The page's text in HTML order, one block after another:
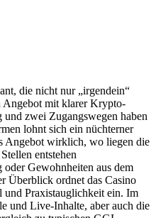
die nicht nur „irgendein“
Angebot mit klarer Krypto-
zwei Zugangswegen haben
lohnt sich ein nüchterner
Angebot wirklich, wo liegen die
entstehen
Gewohnheiten aus dem
Überblick ordnet das Casino
und Praxistauglichkeit ein. Im
und Live-Inhalte, aber auch die